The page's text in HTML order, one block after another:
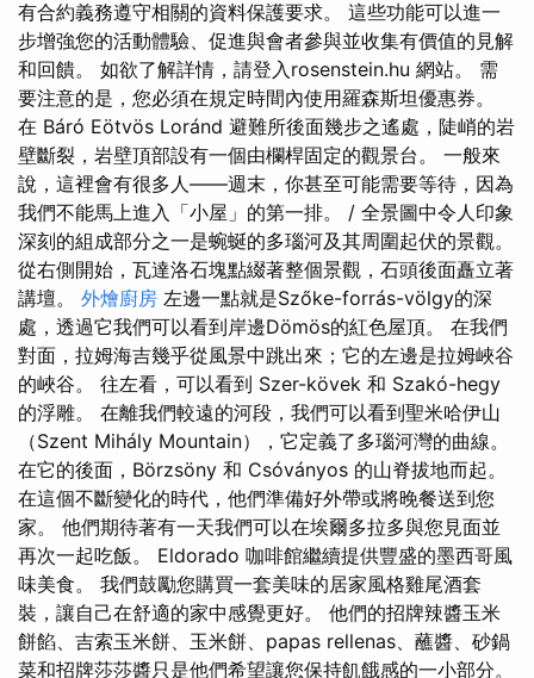
有合約義務遵守相關的資料保護要求。 這些功能可以進一
步增強您的活動體驗、促進與會者參與並收集有價值的見解
和回饋。 如欲了解詳情，請登入rosenstein.hu 網站。 需
要注意的是，您必須在規定時間內使用羅森斯坦優惠券。
在 Báró Eötvös Loránd 避難所後面幾步之遙處，陡峭的岩
壁斷裂，岩壁頂部設有一個由欄桿固定的觀景台。 一般來
說，這裡會有很多人——週末，你甚至可能需要等待，因為
我們不能馬上進入「小屋」的第一排。 / 全景圖中令人印象
深刻的組成部分之一是蜿蜒的多瑙河及其周圍起伏的景觀。
從右側開始，瓦達洛石塊點綴著整個景觀，石頭後面矗立著
講壇。 外燴廚房 左邊一點就是Szőke-forrás-völgy的深
處，透過它我們可以看到岸邊Dömös的紅色屋頂。 在我們
對面，拉姆海吉幾乎從風景中跳出來；它的左邊是拉姆峽谷
的峽谷。 往左看，可以看到 Szer-kövek 和 Szakó-hegy
的浮雕。 在離我們較遠的河段，我們可以看到聖米哈伊山
（Szent Mihály Mountain），它定義了多瑙河灣的曲線。
在它的後面，Börzsöny 和 Csóványos 的山脊拔地而起。
在這個不斷變化的時代，他們準備好外帶或將晚餐送到您
家。 他們期待著有一天我們可以在埃爾多拉多與您見面並
再次一起吃飯。 Eldorado 咖啡館繼續提供豐盛的墨西哥風
味美食。 我們鼓勵您購買一套美味的居家風格雞尾酒套
裝，讓自己在舒適的家中感覺更好。 他們的招牌辣醬玉米
餅餡、吉索玉米餅、玉米餅、papas rellenas、蘸醬、砂鍋
菜和招牌莎莎醬只是他們希望讓您保持飢餓感的一小部分。